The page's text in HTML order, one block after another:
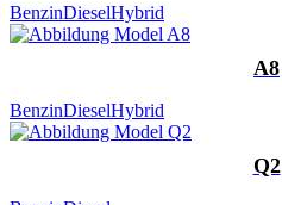
BenzinDieselHybrid
A8
BenzinDieselHybrid
Q2